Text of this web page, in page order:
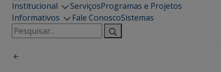
Institucional ServiçosProgramas e Projetos
Informativos
Fale ConoscoSistemas
Pesquisar
por: